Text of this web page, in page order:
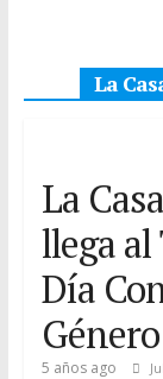
La
La
llega al
Día
Género
5 años ago